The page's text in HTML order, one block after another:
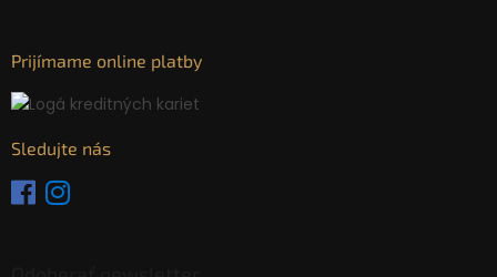
Prijímame online platby
Sledujte nás